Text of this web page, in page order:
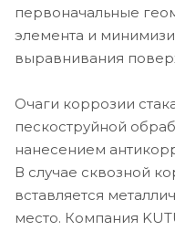
первоначальные
элемента и
выравнивания
Очаги коррозии
пескоструйной
нанесением
В случае сквозной
вставляется
место. Компания